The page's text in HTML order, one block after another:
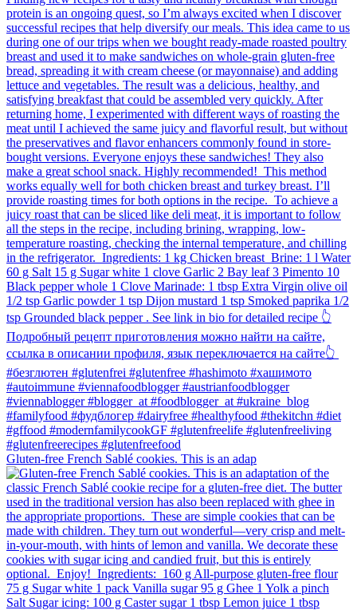
Gluten-free French Sablé cookies.⁠ This is an adap